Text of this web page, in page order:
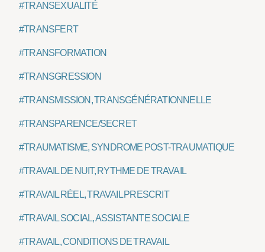
#TRANSEXUALITÉ
#TRANSFERT
#TRANSFORMATION
#TRANSGRESSION
#TRANSMISSION, TRANSGÉNÉRATIONNELLE
#TRANSPARENCE/SECRET
#TRAUMATISME, SYNDROME POST-TRAUMATIQUE
#TRAVAIL DE NUIT, RYTHME DE TRAVAIL
#TRAVAIL RÉEL, TRAVAIL PRESCRIT
#TRAVAIL SOCIAL, ASSISTANTE SOCIALE
#TRAVAIL, CONDITIONS DE TRAVAIL